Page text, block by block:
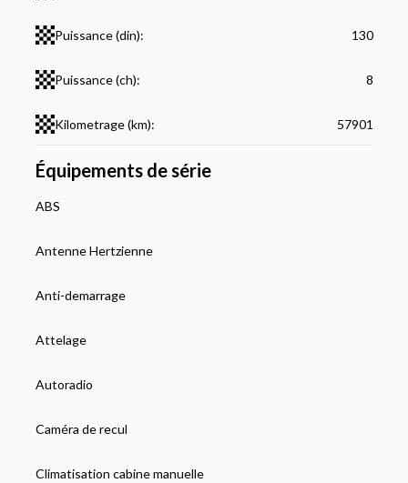
Puissance (din): 130
Puissance (ch): 8
Kilometrage (km): 57901
Équipements de série
ABS
Antenne Hertzienne
Anti-demarrage
Attelage
Autoradio
Caméra de recul
Climatisation cabine manuelle